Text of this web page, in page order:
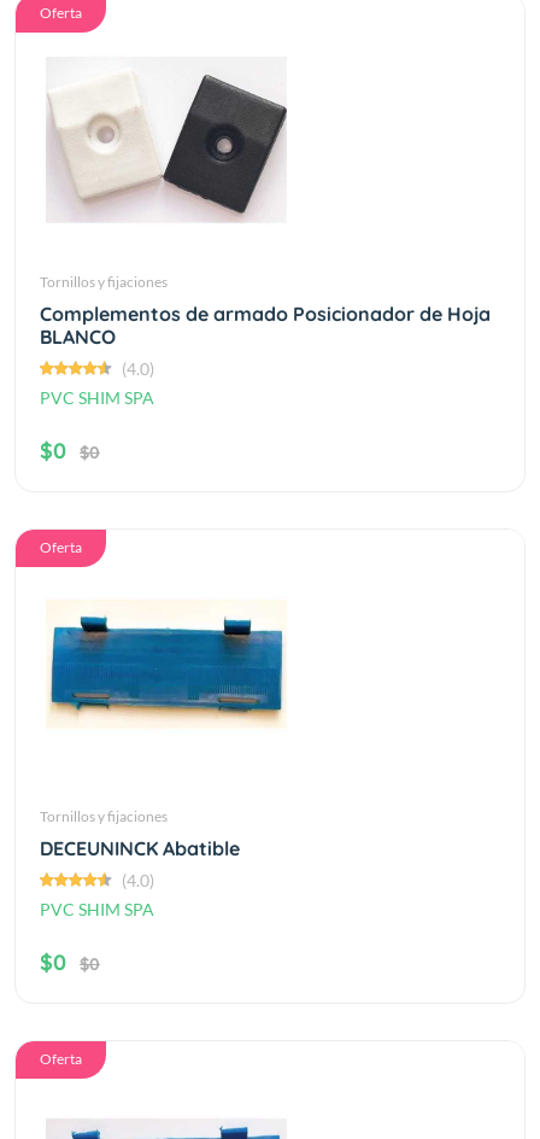
Oferta
Tornillos y fijaciones
Complementos de armado Posicionador de Hoja
BLANCO
(4.0)
PVC SHIM SPA
$0 $0
Oferta
Tornillos y fijaciones
DECEUNINCK Abatible
(4.0)
PVC SHIM SPA
$0 $0
Oferta